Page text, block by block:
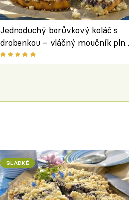
Jednoduchý borůvkový koláč s
drobenkou – vláčný moučník plný
ovoce
SLADKÉ